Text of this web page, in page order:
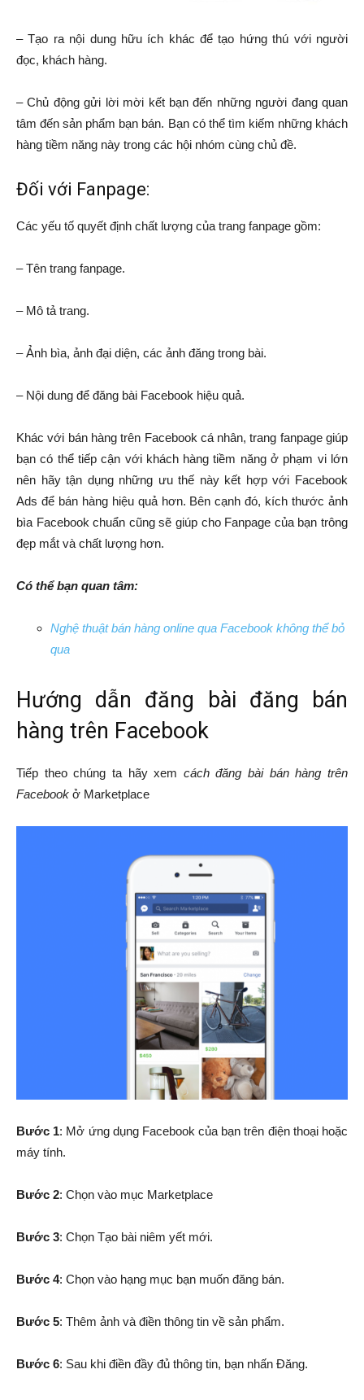
– Tạo ra nội dung hữu ích khác để tạo hứng thú với người
đọc, khách hàng.
– Chủ động gửi lời mời kết bạn đến những người đang quan
tâm đến sản phẩm bạn bán. Bạn có thể tìm kiếm những khách
hàng tiềm năng này trong các hội nhóm cùng chủ đề.
Đối với Fanpage:
Các yếu tố quyết định chất lượng của trang fanpage gồm:
– Tên trang fanpage.
– Mô tả trang.
– Ảnh bìa, ảnh đại diện, các ảnh đăng trong bài.
– Nội dung để đăng bài Facebook hiệu quả.
Khác với bán hàng trên Facebook cá nhân, trang fanpage giúp
bạn có thể tiếp cận với khách hàng tiềm năng ở phạm vi lớn
nên hãy tận dụng những ưu thế này kết hợp với Facebook
Ads để bán hàng hiệu quả hơn. Bên cạnh đó, kích thước ảnh
bìa Facebook chuẩn cũng sẽ giúp cho Fanpage của bạn trông
đẹp mắt và chất lượng hơn.
Có thể bạn quan tâm:
Nghệ thuật bán hàng online qua Facebook không thể bỏ
qua
Hướng dẫn đăng bài đăng bán
hàng trên Facebook
Tiếp theo chúng ta hãy xem cách đăng bài bán hàng trên
Facebook ở Marketplace
Bước 1: Mở ứng dụng Facebook của bạn trên điện thoại hoặc
máy tính.
Bước 2: Chọn vào mục Marketplace
Bước 3: Chọn Tạo bài niêm yết mới.
Bước 4: Chọn vào hạng mục bạn muốn đăng bán.
Bước 5: Thêm ảnh và điền thông tin về sản phẩm.
Bước 6: Sau khi điền đầy đủ thông tin, bạn nhấn Đăng.